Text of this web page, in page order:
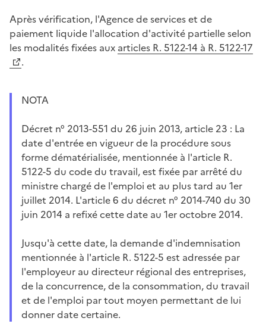
Après vérification, l'Agence de services et de
paiement liquide l'allocation d'activité partielle selon
les modalités fixées aux articles R. 5122-14 à R. 5122-17
.
NOTA
Décret n° 2013-551 du 26 juin 2013, article 23 : La
date d'entrée en vigueur de la procédure sous
forme dématérialisée, mentionnée à l'article R.
5122-5 du code du travail, est fixée par arrêté du
ministre chargé de l'emploi et au plus tard au 1er
juillet 2014. L'article 6 du décret n° 2014-740 du 30
juin 2014 a refixé cette date au 1er octobre 2014.
Jusqu'à cette date, la demande d'indemnisation
mentionnée à l'article R. 5122-5 est adressée par
l'employeur au directeur régional des entreprises,
de la concurrence, de la consommation, du travail
et de l'emploi par tout moyen permettant de lui
donner date certaine.